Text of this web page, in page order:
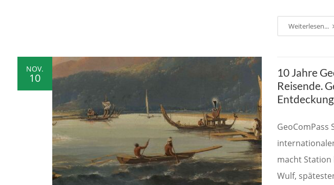
Weiterlesen...
NOV.
10
10 Jahre
Reisende.
GeoComPass
macht Station
Wulf,